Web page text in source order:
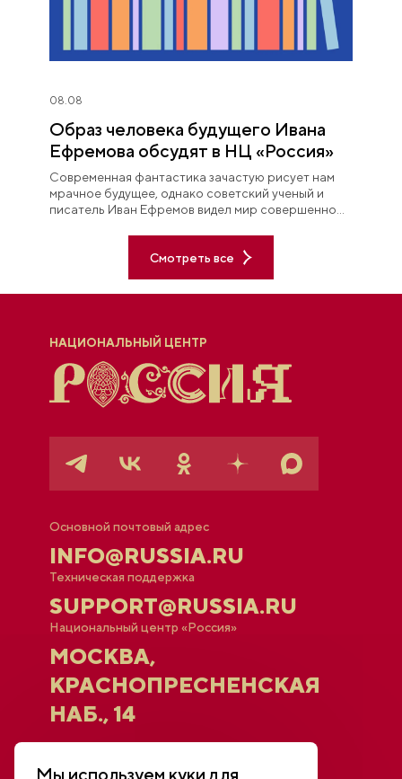
08.08
Образ человека будущего Ивана
Ефремова обсудят в НЦ «Россия»
Современная фантастика зачастую рисует нам
мрачное будущее, однако советский ученый и
писатель Иван Ефремов видел мир совершенно
Смотреть все
НАЦИОНАЛЬНЫЙ ЦЕНТР
Основной почтовый адрес
INFO@RUSSIA.RU
Техническая поддержка
SUPPORT@RUSSIA.RU
Национальный центр «Россия»
МОСКВА,
КРАСНОПРЕСНЕНСКАЯ
НАБ., 14
Афиша
Мы используем куки для